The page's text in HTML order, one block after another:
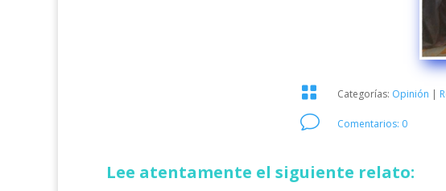
 Categorías: Opinión |
v Comentarios: 0
Lee atentamente el siguiente relato: